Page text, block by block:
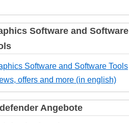
Software and Software
Software and Software Tools
offers and more (in english)
Angebote